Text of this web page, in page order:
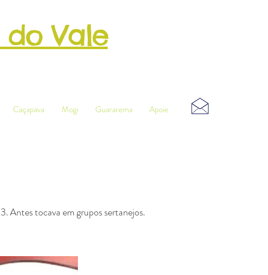
do Vale
Caçapava Mogi Guararema Apoie
Antes tocava em grupos sertanejos.